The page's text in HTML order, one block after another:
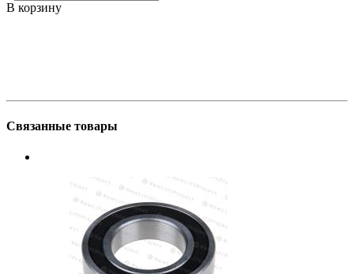
В корзину
Связанные товары